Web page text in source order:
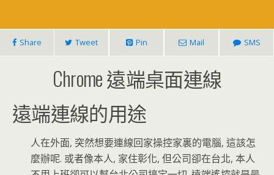
Share Tweet Pin Mail SMS
Chrome 遠端桌面連線
遠端連線的用途
人在外面, 突然想要連線回家操控家裏的電腦, 這該怎
麼辦呢. 或者像本人, 家住彰化, 但公司卻在台北, 本人